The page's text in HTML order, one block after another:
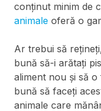
conținut minim de
animale oferă o
Ar trebui să
bună să-i arătați
aliment nou și să
bună să faceți
animale care